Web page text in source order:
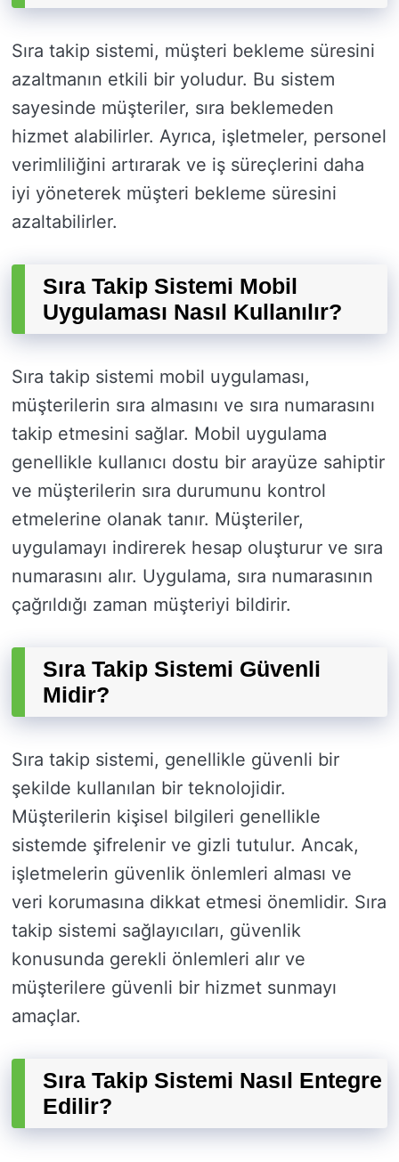
Sıra takip sistemi, müşteri bekleme süresini
azaltmanın etkili bir yoludur. Bu sistem
sayesinde müşteriler, sıra beklemeden
hizmet alabilirler. Ayrıca, işletmeler, personel
verimliliğini artırarak ve iş süreçlerini daha
iyi yöneterek müşteri bekleme süresini
azaltabilirler.
Sıra Takip Sistemi Mobil
Uygulaması Nasıl Kullanılır?
Sıra takip sistemi mobil uygulaması,
müşterilerin sıra almasını ve sıra numarasını
takip etmesini sağlar. Mobil uygulama
genellikle kullanıcı dostu bir arayüze sahiptir
ve müşterilerin sıra durumunu kontrol
etmelerine olanak tanır. Müşteriler,
uygulamayı indirerek hesap oluşturur ve sıra
numarasını alır. Uygulama, sıra numarasının
çağrıldığı zaman müşteriyi bildirir.
Sıra Takip Sistemi Güvenli
Midir?
Sıra takip sistemi, genellikle güvenli bir
şekilde kullanılan bir teknolojidir.
Müşterilerin kişisel bilgileri genellikle
sistemde şifrelenir ve gizli tutulur. Ancak,
işletmelerin güvenlik önlemleri alması ve
veri korumasına dikkat etmesi önemlidir. Sıra
takip sistemi sağlayıcıları, güvenlik
konusunda gerekli önlemleri alır ve
müşterilere güvenli bir hizmet sunmayı
amaçlar.
Sıra Takip Sistemi Nasıl Entegre
Edilir?